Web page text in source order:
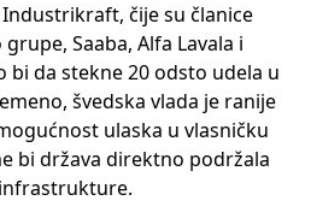
čije su članice
Saaba, Alfa Lavala i
bi da stekne 20 odsto udela u
švedska vlada je ranije
ulaska u vlasničku
bi država direktno podržala